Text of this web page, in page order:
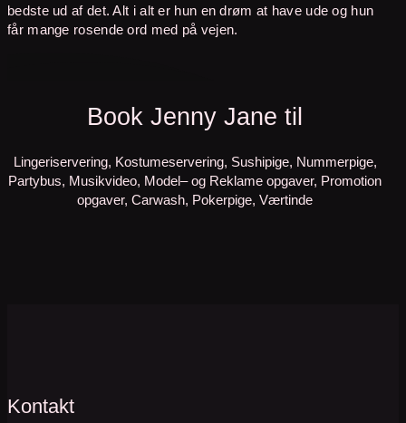
bedste ud af det. Alt i alt er hun en drøm at have ude og hun
får mange rosende ord med på vejen.
Book Jenny Jane til
Lingeriservering, Kostumeservering, Sushipige, Nummerpige,
Partybus, Musikvideo, Model– og Reklame opgaver, Promotion
opgaver, Carwash, Pokerpige, Værtinde
Kontakt